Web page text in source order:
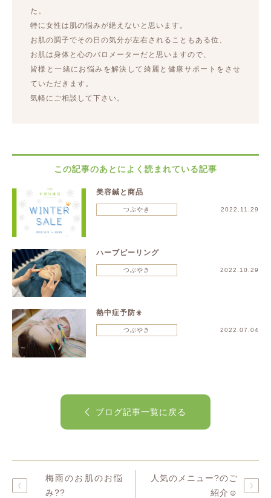
た。
特に女性は肌の悩みが絶えないと思います。
お肌の調子でその日の気分が左右されることもある位、
お肌は身体と心のバロメーターだと思いますので、
皆様と一緒にお悩みを解決して綺麗と健康サポートをさせ
ていただきます。
気軽にご相談して下さい。
この記事のあとによく読まれている記事
美容鍼と商品
つぶやき 2022.11.29
ハーブピーリング
つぶやき 2022.10.29
熱中症予防☀️
つぶやき 2022.07.04
ブログ記事一覧に戻る
梅雨のお肌のお悩
み??
人気のメニュー?のご
紹介☺️